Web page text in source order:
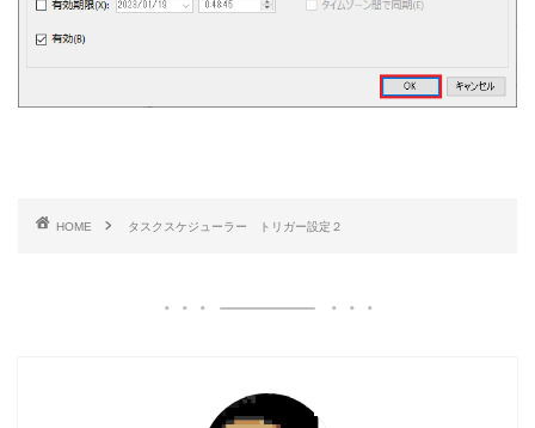
HOME タスクスケジューラー トリガー設定２